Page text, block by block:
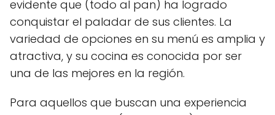
evidente que (todo al pan) ha logrado
conquistar el paladar de sus clientes. La
variedad de opciones en su menú es amplia y
atractiva, y su cocina es conocida por ser
una de las mejores en la región.
Para aquellos que buscan una experiencia